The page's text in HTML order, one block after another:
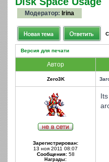
Модератор: Irina
Версия для печати
Автор
Zero3K
Зарегистрирован:
13 ноя 2011 08:07
Сообщения:58
Награды: